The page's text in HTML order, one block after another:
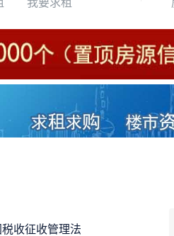
我要求租
收征收管理法